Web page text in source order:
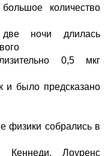
количество
ночи длилась
0,5 мкг
и было предсказано
физики собрались в
Кеннеди, Лоуренс